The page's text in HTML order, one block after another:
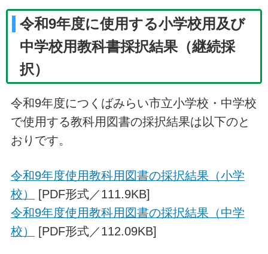
令和9年度に使用する小学校用及び
中学校用教科書採択結果（継続採
択）
令和9年度につくばみらい市立小学校・中学校
で使用する教科用図書の採択結果は以下のと
おりです。
令和9年度使用教科用図書の採択結果（小学
校）
[PDF形式／111.9KB]
令和9年度使用教科用図書の採択結果（中学
校）
[PDF形式／112.09KB]